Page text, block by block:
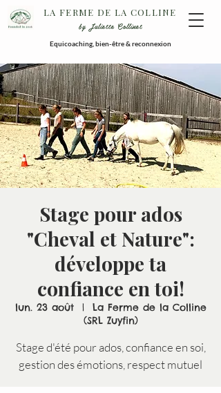
LA FERME DE LA COLLINE
by Juliette Collinet
Equicoaching, bien-être & reconnexion
Stage pour ados
"Cheval et Nature":
développe ta
confiance en toi!
lun. 23 août
  |
La Ferme de la Colline
(SRL Zuyfin)
Stage d'été pour ados, confiance en soi,
gestion des émotions, respect mutuel